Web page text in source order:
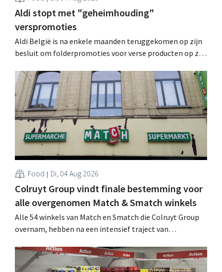
Aldi stopt met "geheimhouding"
verspromoties
Aldi België is na enkele maanden teruggekomen op zijn
besluit om folderpromoties voor verse producten op zijn
werking treden: "Onze klanten willen goed
geïnformeerd worden." .
Food Di, 04 Aug 2026
Colruyt Group vindt finale bestemming voor
alle overgenomen Match & Smatch winkels
Alle 54 winkels van Match en Smatch die Colruyt Group
overnam, hebben na een intensief traject van
Al is die bestemming voor sommige panden een sluiting.